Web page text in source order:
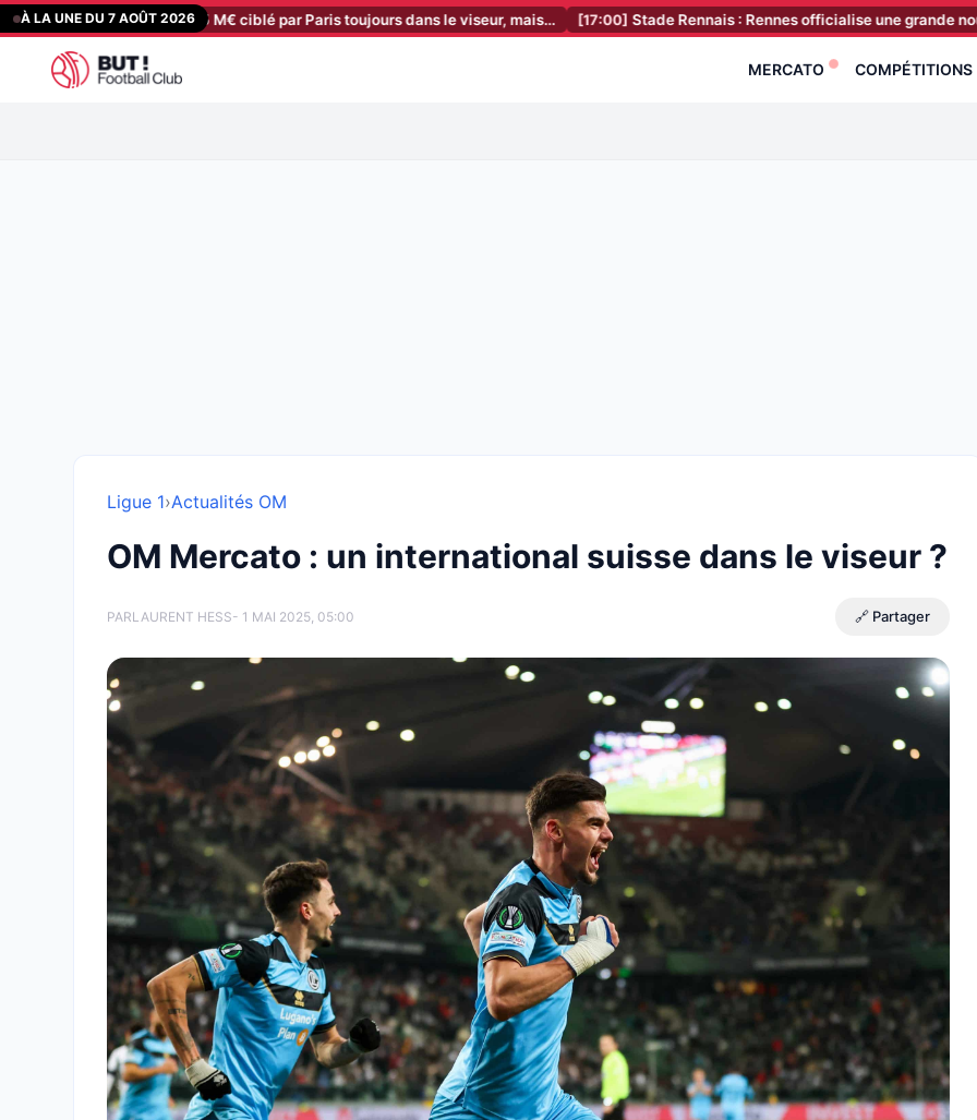
Aller
au
contenu
À LA UNE DU 7 AOÛT 2026
: un attaquant à 15 M€ ciblé par Paris toujours dans le viseur, mais… [17:00] Stade Rennais : Rennes officialise une grande nouvelle
MERCATO COMPÉTITIONS
Ligue 1›Actualités OM
OM Mercato : un international suisse dans le viseur ?
PARLAURENT HESS- 1 MAI 2025, 05:00 🔗 Partager